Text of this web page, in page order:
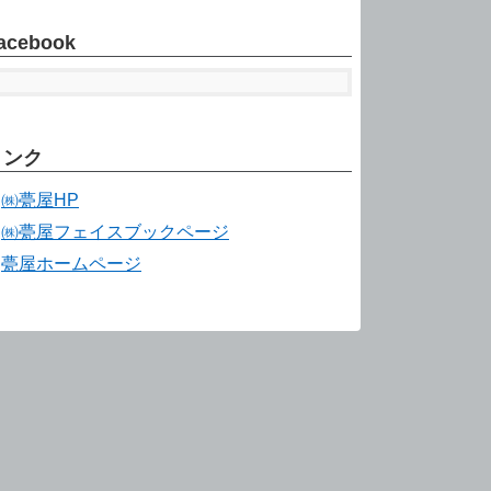
ク
㈱甍屋HP
㈱甍屋フェイスブックページ
甍屋ホームページ